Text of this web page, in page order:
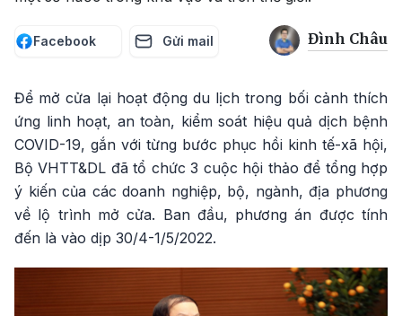
Facebook Gửi mail Đình Châu
Để mở cửa lại hoạt động du lịch trong bối cảnh thích
ứng linh hoạt, an toàn, kiểm soát hiệu quả dịch bệnh
COVID-19, gắn với từng bước phục hồi kinh tế-xã hội,
Bộ VHTT&DL đã tổ chức 3 cuộc hội thảo để tổng hợp
ý kiến của các doanh nghiệp, bộ, ngành, địa phương
về lộ trình mở cửa. Ban đầu, phương án được tính
đến là vào dịp 30/4-1/5/2022.